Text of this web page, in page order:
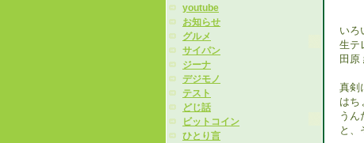
youtube
お知らせ
グルメ
サイパン
ジーナ
デジモノ
テスト
どじ話
ビットコイン
ひとり言
いろ
生テ
田原
真剣
はち
うん
と、